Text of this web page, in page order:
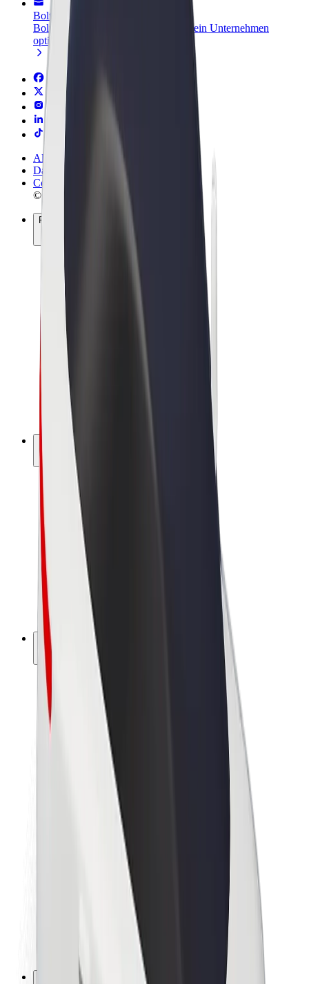
Bolt for Business
Bolt Produkte und Bolt Dienste für dein Unternehmen
optimiert
Allgemeine Geschäftsbedingungen
Datenschutz
Cookies
© 2026 Bolt Technology OÜ
Produkte
E-Scooter/E-Bikes
Bolt Market
Bolt Food
Bolt Drive
Bolt for Business
E-Bikes
Bolt Plus
Erziele Umsatz mit Bolt
Fahrer:innen
Umsatz brutto für Fahrer:innen
Kuriere
Umsatz brutto für Kuriere
Bolt Food Händler:innen
Flotten
Franchise
Unternehmen
Über Bolt
Nachhaltigkeit bei Bolt
Project Zero
Markenrichtlinien
Investor Relations
Urban Fund